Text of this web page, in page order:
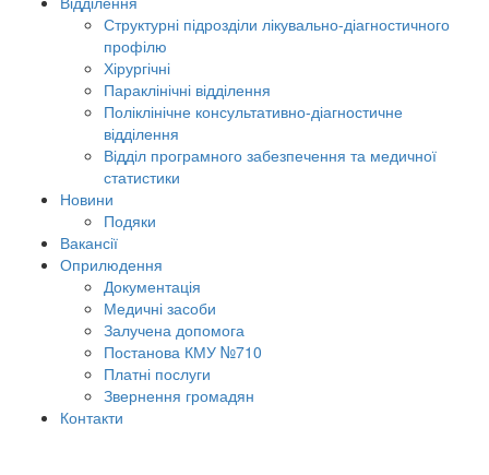
Структурні підрозділи лікувально-діагностичного
профілю
Хірургічні
Параклінічні відділення
Поліклінічне консультативно-діагностичне
відділення
Відділ програмного забезпечення та медичної
статистики
Новини
Подяки
Вакансії
Оприлюдення
Документація
Медичні засоби
Залучена допомога
Постанова КМУ №710
Платні послуги
Звернення громадян
Контакти